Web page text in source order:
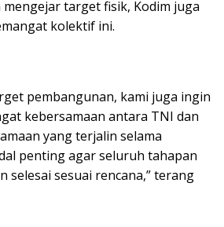
mengejar target fisik, Kodim juga
kolektif ini.
pembangunan, kami juga ingin
kebersamaan antara TNI dan
yang terjalin selama
penting agar seluruh tahapan
selesai sesuai rencana,” terang